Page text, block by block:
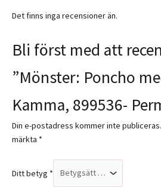
Det finns inga recensioner än.
Bli först med att
”Mönster: Poncho
Kamma, 899536-
Din e-postadress kommer inte publiceras.
märkta *
Ditt betyg *